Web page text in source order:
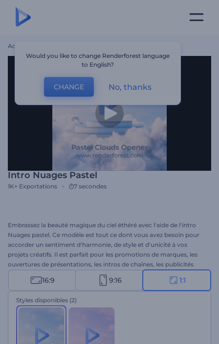
Accueil
Intro Nuages Pastel
1K+ Exportations 7 secondes
Embrassez la beauté magique du ciel éthéré avec l'aide de l'intro
Nuages pastel. Ce modèle est tout ce dont vous avez besoin pour
accorder un sentiment d'harmonie, de style et d'unicité à vos
projets créatifs. Il est parfait pour les promotions de marques, les
ouvertures de présentations, les intros de chaînes, les publicités
télévisées, et bien plus encore. Il suffit de faire glisser et de déposer
votre logo, d'insérer un slogan accrocheur et d'attendre une
minute pour profiter de votre animation vidéo professionnelle. Que
faut-il de plus pour couper le souffle ? Essayez-le maintenant !
16:9 9:16 1:1
Styles disponibles (2)
Would you like to change Renderforest language
to English?
CHANGE No, thanks